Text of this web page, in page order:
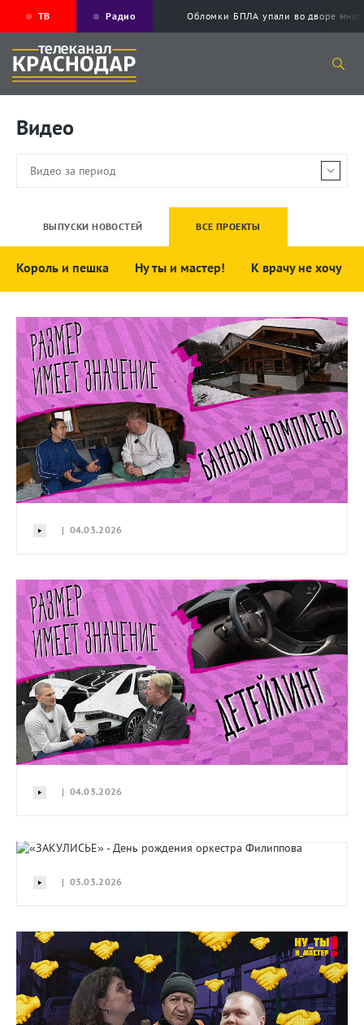
ТВ Радио Обломки БПЛА упали во дворе
Видео
ВЫПУСКИ НОВОСТЕЙ ВСЕ ПРОЕКТЫ
Король и пешка Ну ты и мастер! К врачу не хочу
| 04.03.2026
| 04.03.2026
| 03.03.2026